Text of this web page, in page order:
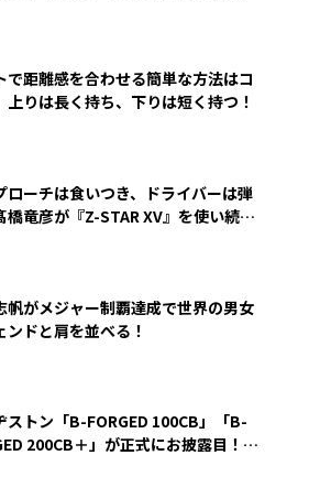
で距離感を合わせる簡単な方法はコ
りは長く持ち、下りは短く持つ！
ローチは食いつき、ドライバーは弾
橋竜彦が『Z-STAR XV』を使い続け
帆がメジャー制覇達成で世界の男女
ンドと肩を並べる！
ストン「B-FORGED 100CB」「B-
200CB＋」が正式にお披露目！